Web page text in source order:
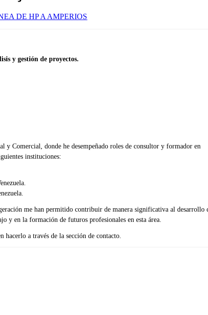
DE HP A AMPERIOS
y gestión de proyectos.
Comercial, donde he desempeñado roles de consultor y formador en
instituciones:
me han permitido contribuir de manera significativa al desarrollo
y en la formación de futuros profesionales en esta área.
hacerlo a través de la sección de contacto.